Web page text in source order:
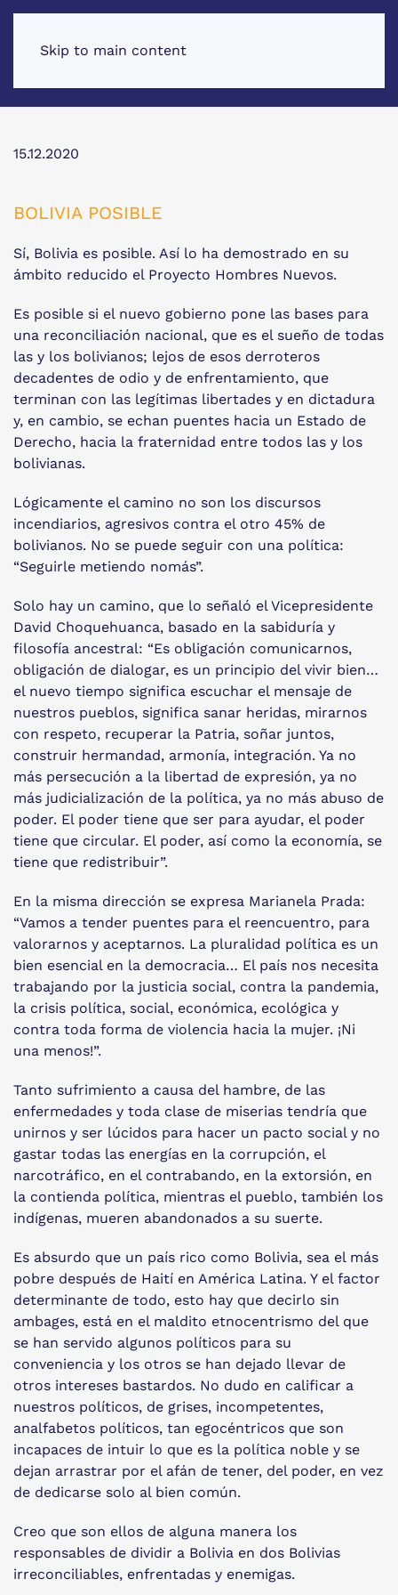
Skip to main content
15.12.2020
BOLIVIA POSIBLE
Sí, Bolivia es posible. Así lo ha demostrado en su
ámbito reducido el Proyecto Hombres Nuevos.
Es posible si el nuevo gobierno pone las bases para
una reconciliación nacional, que es el sueño de todas
las y los bolivianos; lejos de esos derroteros
decadentes de odio y de enfrentamiento, que
terminan con las legítimas libertades y en dictadura
y, en cambio, se echan puentes hacia un Estado de
Derecho, hacia la fraternidad entre todos las y los
bolivianas.
Lógicamente el camino no son los discursos
incendiarios, agresivos contra el otro 45% de
bolivianos. No se puede seguir con una política:
“Seguirle metiendo nomás”.
Solo hay un camino, que lo señaló el Vicepresidente
David Choquehuanca, basado en la sabiduría y
filosofía ancestral: “Es obligación comunicarnos,
obligación de dialogar, es un principio del vivir bien…
el nuevo tiempo significa escuchar el mensaje de
nuestros pueblos, significa sanar heridas, mirarnos
con respeto, recuperar la Patria, soñar juntos,
construir hermandad, armonía, integración. Ya no
más persecución a la libertad de expresión, ya no
más judicialización de la política, ya no más abuso de
poder. El poder tiene que ser para ayudar, el poder
tiene que circular. El poder, así como la economía, se
tiene que redistribuir”.
En la misma dirección se expresa Marianela Prada:
“Vamos a tender puentes para el reencuentro, para
valorarnos y aceptarnos. La pluralidad política es un
bien esencial en la democracia… El país nos necesita
trabajando por la justicia social, contra la pandemia,
la crisis política, social, económica, ecológica y
contra toda forma de violencia hacia la mujer. ¡Ni
una menos!”.
Tanto sufrimiento a causa del hambre, de las
enfermedades y toda clase de miserias tendría que
unirnos y ser lúcidos para hacer un pacto social y no
gastar todas las energías en la corrupción, el
narcotráfico, en el contrabando, en la extorsión, en
la contienda política, mientras el pueblo, también los
indígenas, mueren abandonados a su suerte.
Es absurdo que un país rico como Bolivia, sea el más
pobre después de Haití en América Latina. Y el factor
determinante de todo, esto hay que decirlo sin
ambages, está en el maldito etnocentrismo del que
se han servido algunos políticos para su
conveniencia y los otros se han dejado llevar de
otros intereses bastardos. No dudo en calificar a
nuestros políticos, de grises, incompetentes,
analfabetos políticos, tan egocéntricos que son
incapaces de intuir lo que es la política noble y se
dejan arrastrar por el afán de tener, del poder, en vez
de dedicarse solo al bien común.
Creo que son ellos de alguna manera los
responsables de dividir a Bolivia en dos Bolivias
irreconciliables, enfrentadas y enemigas.